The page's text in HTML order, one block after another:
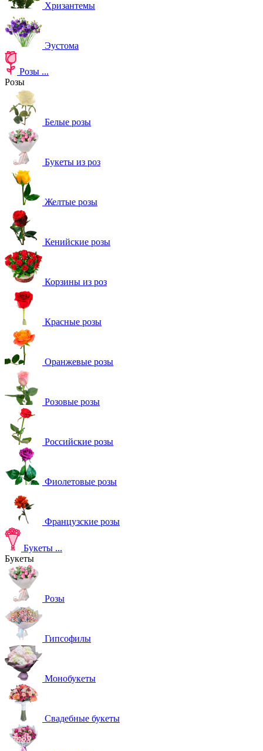
Хризантемы
Эустома
Розы ...
Розы
Белые розы
Букеты из роз
Желтые розы
Кенийские розы
Корзины из роз
Красные розы
Оранжевые розы
Розовые розы
Российские розы
Фиолетовые розы
Французские розы
Букеты ...
Букеты
Розы
Гипсофилы
Монобукеты
Свадебные букеты